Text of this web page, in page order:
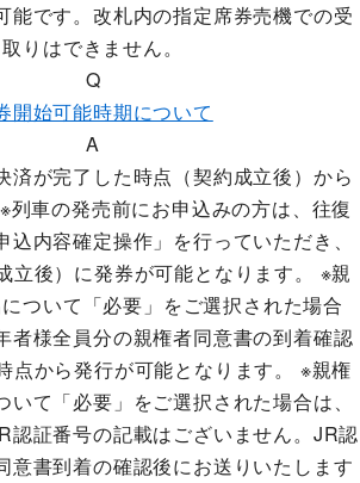
能です。改札内の指定席券売機での受
取りはできません。
Q
開始可能時期について
A
済が完了した時点（契約成立後）から
列車の発売前にお申込みの方は、往復
内容確定操作」を行っていただき、
立後）に発券が可能となります。 ※親
ついて「必要」をご選択された場合
者様全員分の親権者同意書の到着確認
点から発行が可能となります。 ※親権
て「必要」をご選択された場合は、
認証番号の記載はございません。JR認
意書到着の確認後にお送りいたします